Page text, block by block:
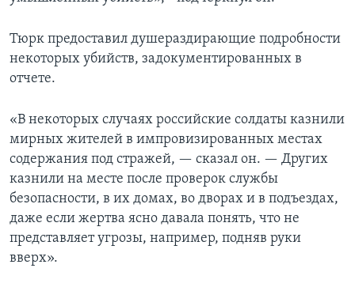
Тюрк предоставил душераздирающие подробности
некоторых убийств, задокументированных в
отчете.
«В некоторых случаях российские солдаты казнили
мирных жителей в импровизированных местах
содержания под стражей, — сказал он. — Других
казнили на месте после проверок службы
безопасности, в их домах, во дворах и в подъездах,
даже если жертва ясно давала понять, что не
представляет угрозы, например, подняв руки
вверх».